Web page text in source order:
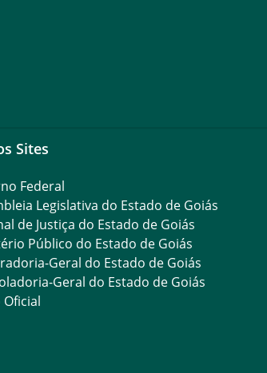
Sites
Federal
Legislativa do Estado de Goiás
de Justiça do Estado de Goiás
Público do Estado de Goiás
Geral do Estado de Goiás
Geral do Estado de Goiás
Oficial